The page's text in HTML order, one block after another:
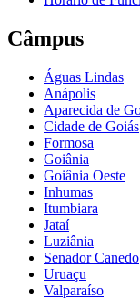
Câmpus
Águas Lindas
Anápolis
Aparecida de
Cidade de Goiás
Formosa
Goiânia
Goiânia Oeste
Inhumas
Itumbiara
Jataí
Luziânia
Senador Canedo
Uruaçu
Valparaíso